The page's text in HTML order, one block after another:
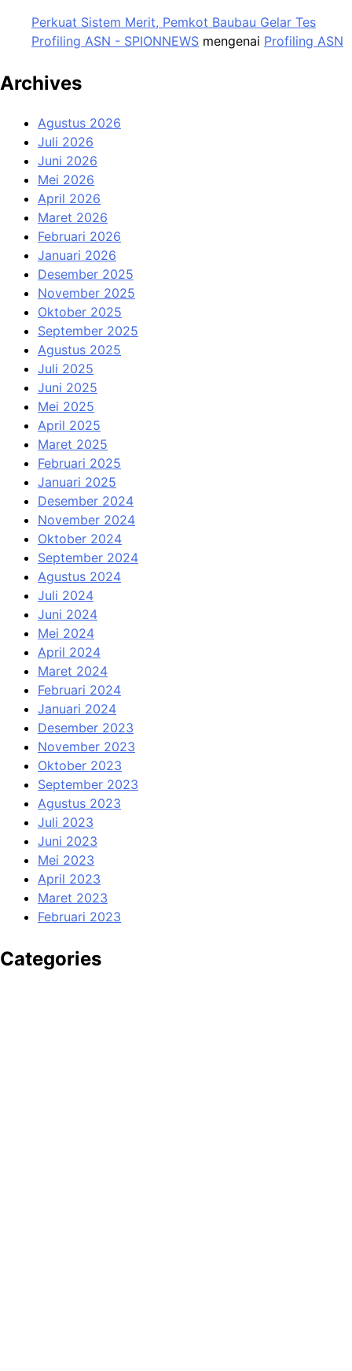
Perkuat Sistem Merit, Pemkot Baubau Gelar Tes
Profiling ASN - SPIONNEWS mengenai Profiling ASN
Archives
Agustus 2026
Juli 2026
Juni 2026
Mei 2026
April 2026
Maret 2026
Februari 2026
Januari 2026
Desember 2025
November 2025
Oktober 2025
September 2025
Agustus 2025
Juli 2025
Juni 2025
Mei 2025
April 2025
Maret 2025
Februari 2025
Januari 2025
Desember 2024
November 2024
Oktober 2024
September 2024
Agustus 2024
Juli 2024
Juni 2024
Mei 2024
April 2024
Maret 2024
Februari 2024
Januari 2024
Desember 2023
November 2023
Oktober 2023
September 2023
Agustus 2023
Juli 2023
Juni 2023
Mei 2023
April 2023
Maret 2023
Februari 2023
Categories